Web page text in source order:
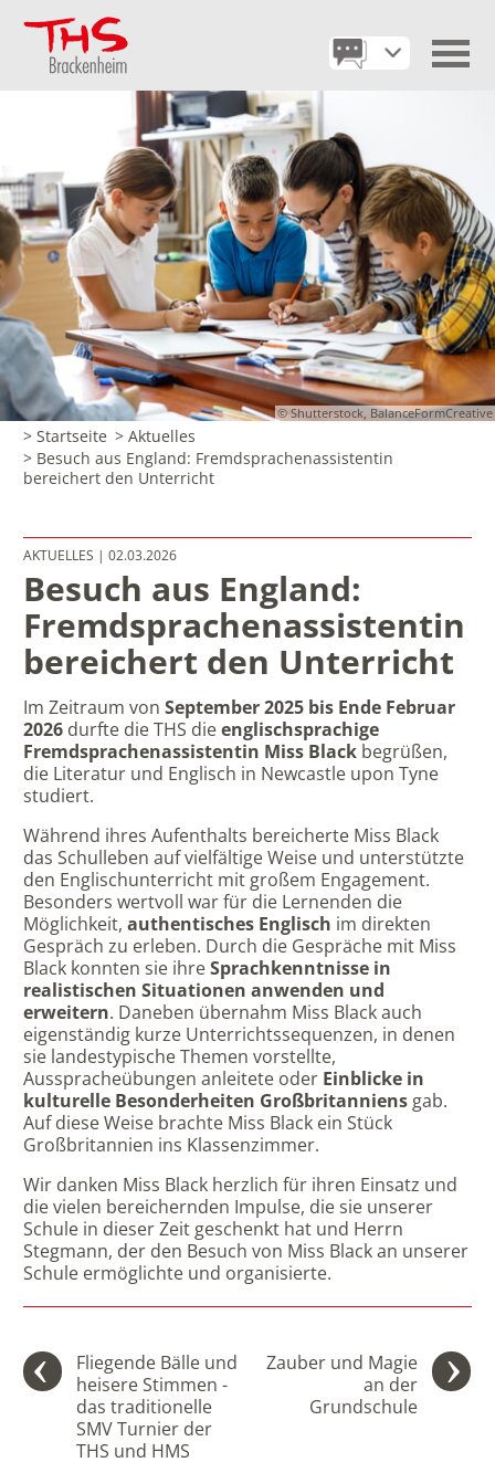
© Shutterstock, BalanceFormCreative
> Startseite > Aktuelles
> Besuch aus England: Fremdsprachenassistentin
bereichert den Unterricht
AKTUELLES | 02.03.2026
Besuch aus England:
Fremdsprachenassistentin
bereichert den Unterricht
Im Zeitraum von September 2025 bis Ende Februar
2026 durfte die THS dieenglischsprachige
Fremdsprachenassistentin Miss Black begrüßen,
die Literatur und Englisch in Newcastle upon Tyne
studiert.
Während ihres Aufenthalts bereicherte Miss Black
das Schulleben auf vielfältige Weise und unterstützte
den Englischunterricht mit großem Engagement.
Besonders wertvoll war für die Lernenden die
Möglichkeit, authentisches Englisch im direkten
Gespräch zu erleben. Durch die Gespräche mit Miss
Black konnten sie ihreSprachkenntnisse in
realistischen Situationen anwenden und
erweitern. Daneben übernahm Miss Black auch
eigenständig kurze Unterrichtssequenzen, in denen
sie landestypische Themen vorstellte,
Ausspracheübungen anleitete oder Einblicke in
kulturelle Besonderheiten Großbritanniens gab.
Auf diese Weise brachte Miss Black ein Stück
Großbritannien ins Klassenzimmer.
Wir danken Miss Black herzlich für ihren Einsatz und
die vielen bereichernden Impulse, die sie unserer
Schule in dieser Zeit geschenkt hat und Herrn
Stegmann, der den Besuch von Miss Black an unserer
Schule ermöglichte und organisierte.
Fliegende Bälle und
heisere Stimmen -
das traditionelle
SMV Turnier der
THS und HMS
Zauber und Magie
an der
Grundschule